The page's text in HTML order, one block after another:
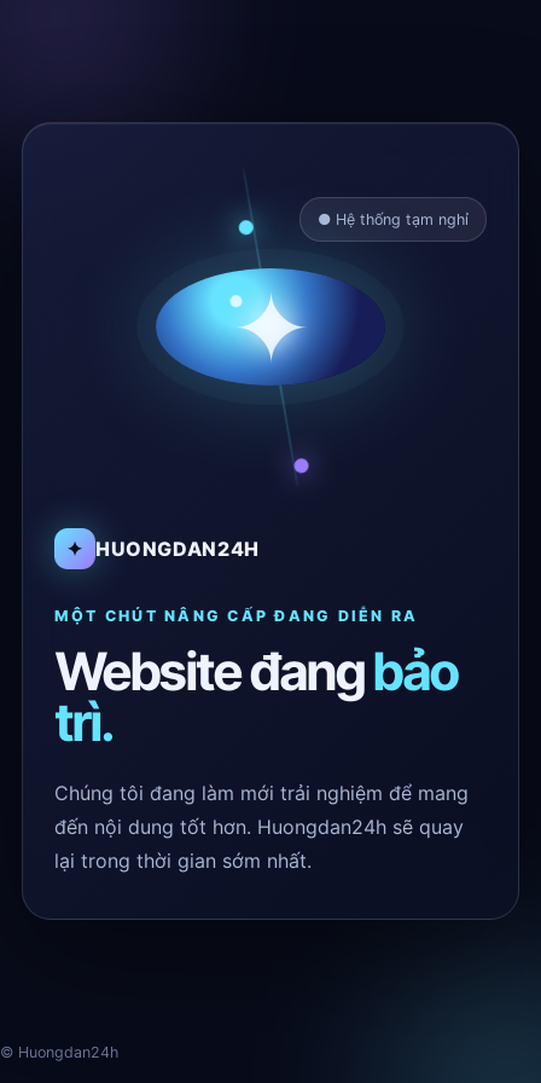
✦ HUONGDAN24H
MỘT CHÚT NÂNG CẤP ĐANG DIỄN RA
Website đangbảo
trì.
Chúng tôi đang làm mới trải nghiệm để mang
đến nội dung tốt hơn. Huongdan24h sẽ quay
lại trong thời gian sớm nhất.
● Hệ thống tạm nghỉ
© Huongdan24h